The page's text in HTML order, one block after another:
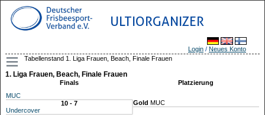
ULTIORGANIZER
Login / Neues Konto
Tabellenstand 1. Liga Frauen, Beach, Finale Frauen
1. Liga Frauen, Beach, Finale Frauen
Finals
Platzierung
MUC
10 - 7
Gold MUC
Undercover